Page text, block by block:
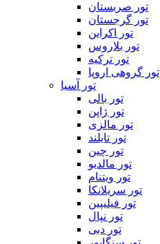
تور صربستان
تور گرجستان
تور اکراین
تور بلاروس
تور ترکیه
تور گروهی اروپا
تور آسیا
تور بالی
تور ژاپن
تور مالزی
تور تایلند
تور چین
تور مالدیو
تور ویتنام
تور سریلانکا
تور فیلیپین
تور نپال
تور دبی